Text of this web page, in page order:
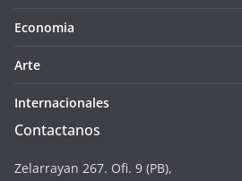
Economia
Arte
Internacionales
Contactanos
Zelarrayan 267. Ofi. 9 (PB),